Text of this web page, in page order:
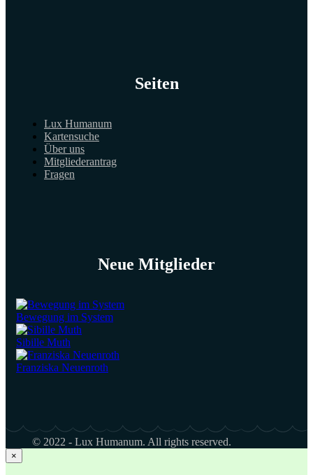
Seiten
Lux Humanum
Kartensuche
Über uns
Mitgliederantrag
Fragen
Neue Mitglieder
Bewegung im System
Sibille Muth
Franziska Neuenroth
© 2022 - Lux Humanum. All rights reserved.
×